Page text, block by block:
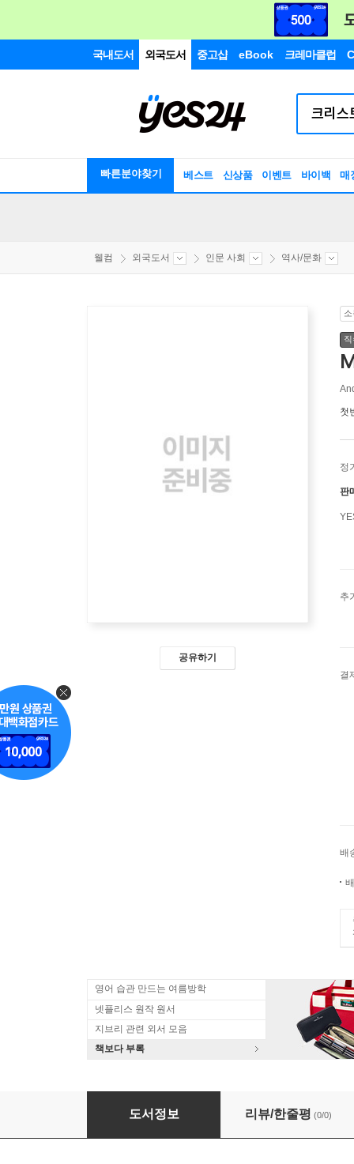
국내도서 외국도서 중고샵 eBook 크레마클럽
빠른분야찾기 베스트 신상품 이벤트 바이백 매
웰컴 외국도서 인문 사회 역사/문화
공유하기
첫
정
판
추
결
배
영어 습관 만드는 여름방학
넷플리스 원작 원서
지브리 관련 외서 모음
책보다 부록
Electricity for the Farm; Light, Heat and
도서정보 리뷰/한줄평 (0/0)